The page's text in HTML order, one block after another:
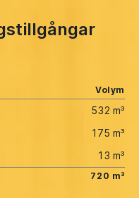
Volym
532 m³
175 m³
13 m³
720 m³